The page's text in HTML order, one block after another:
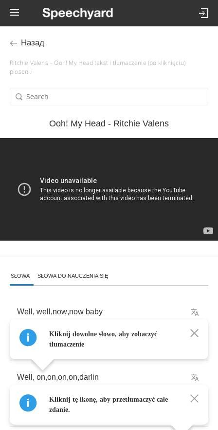
Назад
Ritchie Valens – Ooh! My Head tekst i tłumaczenie (po kliknięciu)
piosenki
Ooh! My Head - Ritchie Valens
SŁOWA SŁOWA DO NAUCZENIA SIĘ
Well , well ,now,now baby
Let's just go all night
Well , on,on,on,on,darlin
just want you-to
Kliknij dowolne słowo, aby zobaczyć
tłumaczenie
Kliknij tę ikonę, aby przetłumaczyć całe
zdanie.